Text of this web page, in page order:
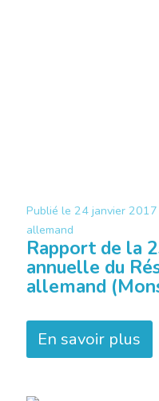
Publié le 24 janvier
allemand
Rapport de la
annuelle du
allemand
En savoir plus